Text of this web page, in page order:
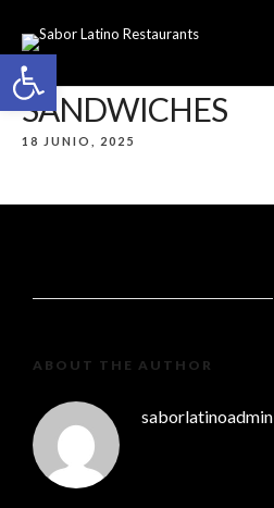
Open toolbar
SANDWICHES
18 JUNIO, 2025
ABOUT THE AUTHOR
saborlatinoadmin